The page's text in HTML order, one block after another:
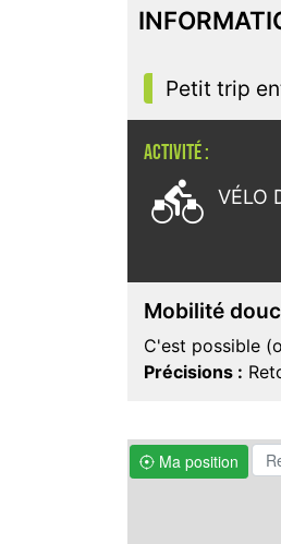
Petit trip
ACTIVITÉ :
 VÉLO
Mobilité
C'est possible
Précisions :
Ma position